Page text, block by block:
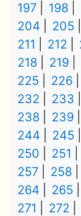
197
198
204
205
211
212
218
219
225
226
232
233
238
239
244
245
250
251
257
258
264
265
271
272